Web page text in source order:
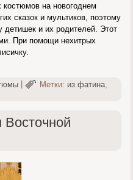
костюмов на новогоднем
сказок и мультиков, поэтому
детишек и их родителей. Этот
При помощи нехитрых
| Метки: из фатина